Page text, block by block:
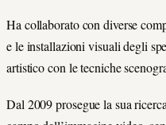
Ha collaborato con diverse
e le installazioni visuali degli
artistico con le tecniche
Dal 2009 prosegue la sua